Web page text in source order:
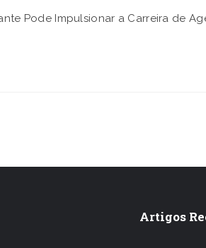
Pode Impulsionar a Carreira de
Artigos